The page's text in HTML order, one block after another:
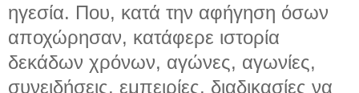
ηγεσία. Που, κατά την αφήγηση όσων
αποχώρησαν, κατάφερε ιστορία
δεκάδων χρόνων, αγώνες, αγωνίες,
συνειδήσεις, εμπειρίες, διαδικασίες να